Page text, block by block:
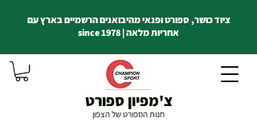
צ'מפיון ספורט
חנות הספורט של הצפון
ציוד כושר, ספורט ופנאי מהיבואנים הרשמיים בארץ עם
אחריות מלאה | since 1978